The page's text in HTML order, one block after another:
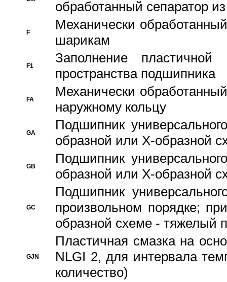
обработанный сепаратор
F
Механически
шарикам
F1
Заполнение
пространства подшипника
FA
Механически
наружному кольцу
GA
Подшипник
образной или Х-образной
GB
Подшипник
образной или Х-образной
GC
Подшипник
произвольном порядке;
образной схеме - тяжелый
GJN
Пластичная смазка на
NLGI 2, для интервала
количество)